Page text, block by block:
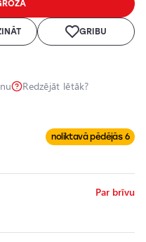
GRIBU
Redzējāt lētāk?
noliktavā pēdējās 6
Par brīvu